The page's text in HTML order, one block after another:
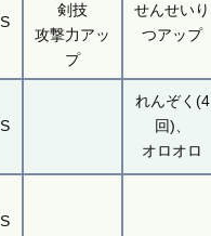
S
剣技
攻撃力アッ
プ
せんせいり
つアップ
S
れんぞく(4
回)、
オロオロ
S